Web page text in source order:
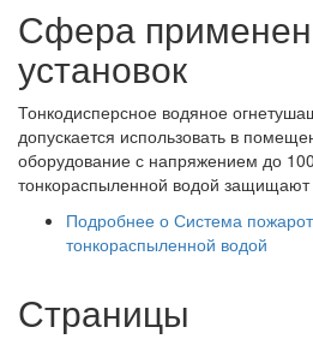
Сфера
установок
Тонкодисперсное водяное
допускается использовать в
оборудование с напряжением до
тонкораспыленной водой защищают
Подробнее о Система
тонкораспыленной водой
Страницы